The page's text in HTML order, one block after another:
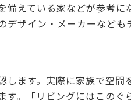
備えている家などが参考に
ザイン・メーカーなども
します。実際に家族で空
す。「リビングにはこの